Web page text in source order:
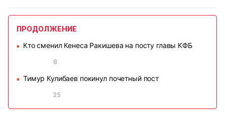
ПРОДОЛЖЕНИЕ
■ Кто сменил Кенеса Ракишева на посту главы КФБ
8
■ Тимур Кулибаев покинул почетный пост
25